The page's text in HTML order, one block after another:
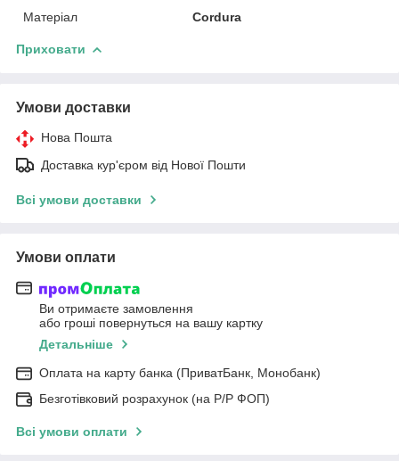
Матеріал
Cordura
Приховати
Умови доставки
Нова Пошта
Доставка кур'єром від Нової Пошти
Всі умови доставки
Умови оплати
Ви отримаєте замовлення
або гроші повернуться на вашу картку
Детальніше
Оплата на карту банка (ПриватБанк, Монобанк)
Безготівковий розрахунок (на Р/Р ФОП)
Всі умови оплати